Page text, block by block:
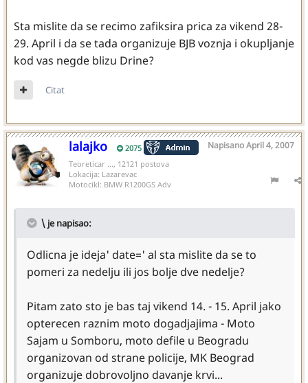
Sta mislite da se recimo zafiksira prica za vikend 28-
29. April i da se tada organizuje BJB voznja i okupljanje
kod vas negde blizu Drine?
Citat
lalajko 2075 NapisanoApril 4, 2007
Teoreticar ..., 12121 postova
Lokacija: Lazarevac
Motocikl: BMW R1200GS Adv
\ je napisao:
Odlicna je ideja' date=' al sta mislite da se to
pomeri za nedelju ili jos bolje dve nedelje?
Pitam zato sto je bas taj vikend 14. - 15. April jako
opterecen raznim moto dogadjajima - Moto
Sajam u Somboru, moto defile u Beogradu
organizovan od strane policije, MK Beograd
organizuje dobrovoljno davanje krvi...